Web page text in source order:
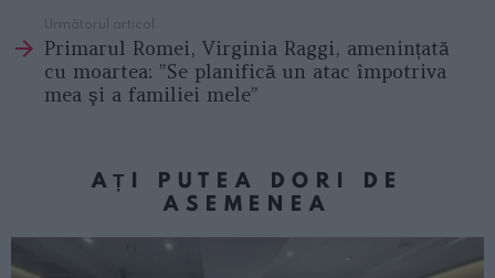
Următorul articol
Primarul Romei, Virginia Raggi, amenințată
cu moartea: ”Se planifică un atac împotriva
mea şi a familiei mele”
AȚI PUTEA DORI DE
ASEMENEA